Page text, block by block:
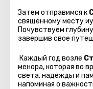
Затем отправимся к
священному месту
Почувствуем
завершив свое
Каждый год возле
менора, которая во
света, надежды и
напоминая о